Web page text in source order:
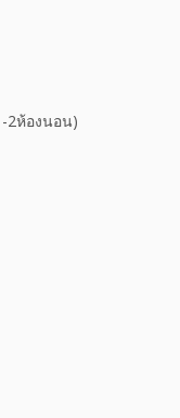
2ห้องนอน)